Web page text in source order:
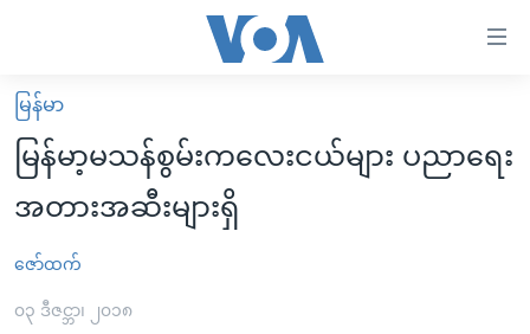
လွယ်ကူ
စေ
များ
ပင်မ
မူလစာမျက်နှာ
မြန်မာ
ကမ္ဘာ့သတင်းများ
နိုင်ငံတကာ
ဗွီဒီယို
မြန်မာ
မြန်မာ့မသန်စွမ်းကလေးငယ်များ ပညာရေး
အတားအဆီးများရှိ
ဇော်ထက်
၀၃ ဒီဇင္ဘာ၊ ၂၀၁၈